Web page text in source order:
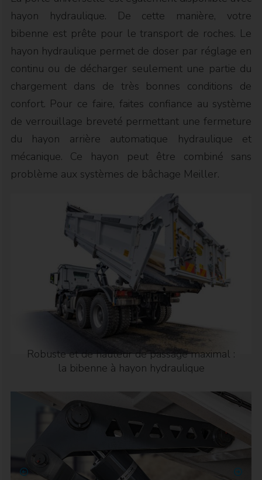
hayon hydraulique. De cette manière, votre
bibenne est prête pour le transport de roches. Le
hayon hydraulique permet de doser par réglage en
continu ou de décharger seulement une partie du
chargement dans de très bonnes conditions de
confort. Pour ce faire, faites confiance au système
de verrouillage breveté permettant une fermeture
du hayon arrière automatique hydraulique et
mécanique. Ce hayon peut être combiné sans
problème aux systèmes de bâchage Meiller.
Robuste et de hauteur de passage maximal :
la bibenne à hayon hydraulique